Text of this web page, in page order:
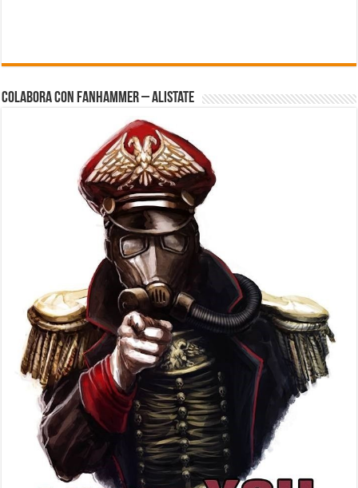
Colabora con FanHammer – Alistate